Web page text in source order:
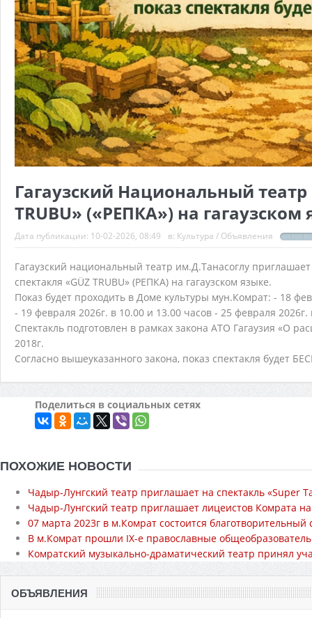
Гагаузский Национальный
TRUBU» («РЕПКА») на гагаузском
Дата публикации: 10-02-2026, 08:49 в: Культура / Объявления
Гагаузский национальный театр им.Д.Танасоглу
спектакля «GÜZ TRUBU» (РЕПКА) на гагаузском языке.
Показ будет проходить в Доме культуры мун.Комрат: - 18
- 19 февраля 2026г. в 10.00 и 13.00 часов - 25 февраля
Спектакль подготовлен в рамках закона АТО Гагаузия «О
2018г.
Согласно вышеуказанного закона, показ спектакля будет
Поделиться в социальных сетях
ПОХОЖИЕ НОВОСТИ
Чадыр-Лунгский театр приглашает на спектакль «Super
Чадыр-Лунгский театр приглашает лицеистов Комрата на
07 марта 2023г в м.Комрат состоится
В м.Комрат прошли IX-е православные
Комратский музыкально-драматический театр принял
ОБЪЯВЛЕНИЯ